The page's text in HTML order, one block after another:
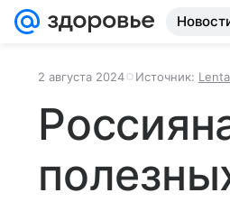
2 августа 2024 Источник: